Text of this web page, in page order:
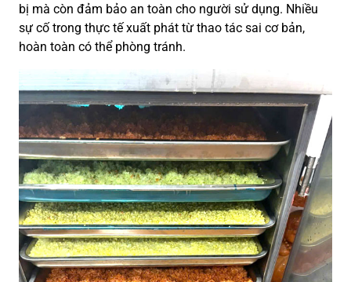
bị mà còn đảm bảo an toàn cho người sử dụng. Nhiều
sự cố trong thực tế xuất phát từ thao tác sai cơ bản,
hoàn toàn có thể phòng tránh.